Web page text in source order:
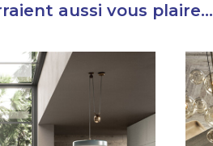
aussi vous plaire...